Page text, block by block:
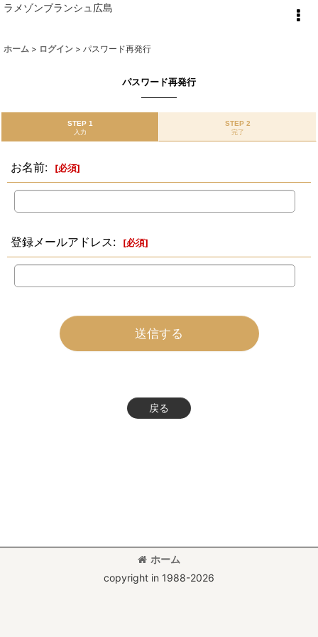
ラメゾンブランシュ広島
ホーム > ログイン > パスワード再発行
パスワード再発行
STEP 1
入力
STEP 2
完了
お名前: [必須]
登録メールアドレス: [必須]
送信する
戻る
ホーム
copyright in 1988-2026